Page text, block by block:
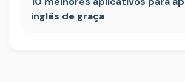
inglês de graça